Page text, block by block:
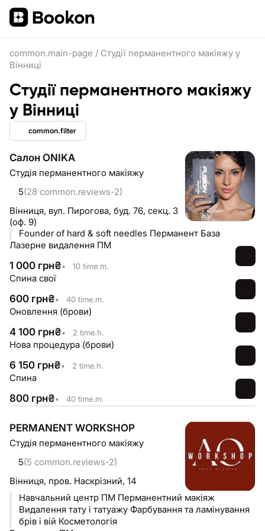
common.main-page / Студії перманентного макіяжу у
Вінниці
Студії перманентного макіяжу
у Вінниці
common.filter
Салон ONIKA
Студія перманентного макіяжу
5(28 common.reviews-2)
Вінниця, вул. Пирогова, буд. 76, секц. 3
(оф. 9)
Founder of hard & soft needles Перманент База
Лазерне видалення ПМ
1 000 грн₴• 10 time.m.
Спина свої
600 грн₴• 40 time.m.
Оновлення (брови)
4 100 грн₴• 2 time.h.
Нова процедура (брови)
6 150 грн₴• 2 time.h.
Спина
800 грн₴• 40 time.m.
PERMANENT WORKSHOP
Студія перманентного макіяжу
5(5 common.reviews-2)
Вінниця, пров. Наскрізний, 14
Навчальний центр ПМ Перманентний макіяж
Видалення тату і татуажу Фарбування та ламінування
брів і вій Косметологія